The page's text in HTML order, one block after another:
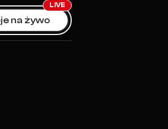
na żywo
LIVE